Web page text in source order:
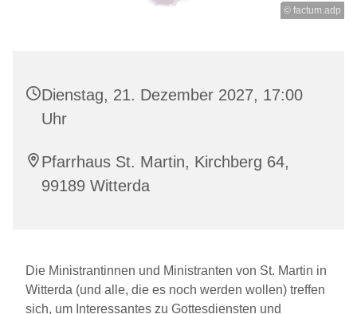
© factum.adp
Dienstag, 21. Dezember 2027, 17:00
Uhr
Pfarrhaus St. Martin, Kirchberg 64,
99189 Witterda
Die Ministrantinnen und Ministranten von St. Martin in
Witterda (und alle, die es noch werden wollen) treffen
sich, um Interessantes zu Gottesdiensten und